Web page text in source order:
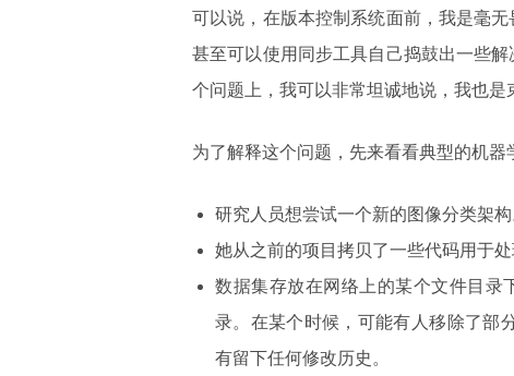
可以说，在版本控制系统面前，我是毫
甚至可以使用同步工具自己捣鼓出一些
个问题上，我可以非常坦诚地说，我也是
为了解释这个问题，先来看看典型的机器
研究人员想尝试一个新的图像分类架构
她从之前的项目拷贝了一些代码用于处
数据集存放在网络上的某个文件目录
录。在某个时候，可能有人移除了部
有留下任何修改历史。